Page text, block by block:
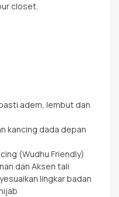
closet.
adem, lembut dan
kancing dada depan
(Wudhu Friendly)
dan Aksen tali
lingkar badan